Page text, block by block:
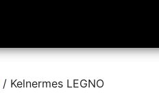
/ Kelnermes LEGNO